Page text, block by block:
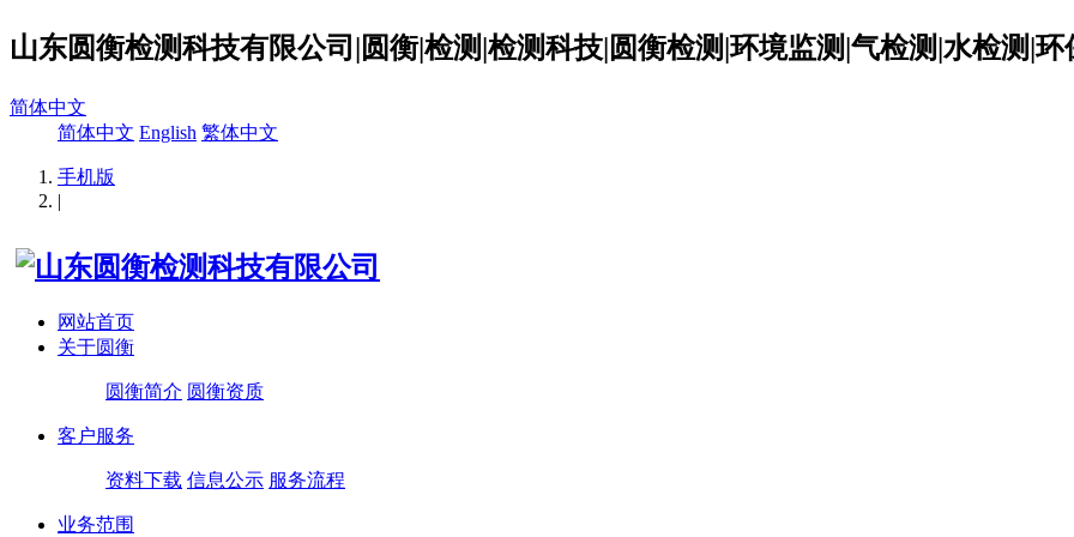
山东圆衡检测科技有限公司|圆衡|检测|检测科技|圆衡检测|环境监测|气检测|水检测|环
简体中文
简体中文 English 繁体中文
手机版
|
网站首页
关于圆衡
圆衡简介 圆衡资质
客户服务
资料下载 信息公示 服务流程
业务范围